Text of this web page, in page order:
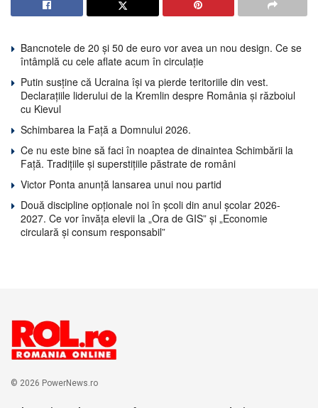
Bancnotele de 20 și 50 de euro vor avea un nou design. Ce se
întâmplă cu cele aflate acum în circulație
Putin susține că Ucraina își va pierde teritoriile din vest.
Declarațiile liderului de la Kremlin despre România și războiul
cu Kievul
Schimbarea la Față a Domnului 2026.
Ce nu este bine să faci în noaptea de dinaintea Schimbării la
Față. Tradițiile și superstițiile păstrate de români
Victor Ponta anunță lansarea unui nou partid
Două discipline opționale noi în școli din anul școlar 2026-
2027. Ce vor învăța elevii la „Ora de GIS” și „Economie
circulară și consum responsabil”
© 2026 PowerNews.ro